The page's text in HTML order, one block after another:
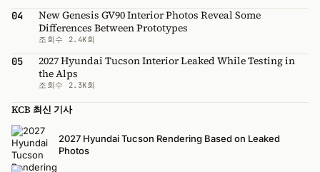
04
New Genesis GV90 Interior Photos Reveal Some
Differences Between Prototypes
조회수 2.4K회
05
2027 Hyundai Tucson Interior Leaked While Testing in
the Alps
조회수 2.3K회
KCB 최신 기사
2027 Hyundai Tucson Rendering Based on Leaked
Photos